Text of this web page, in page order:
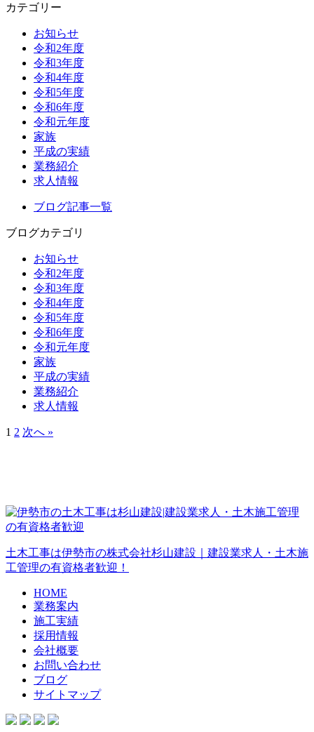
カテゴリー
お知らせ
令和2年度
令和3年度
令和4年度
令和5年度
令和6年度
令和元年度
家族
平成の実績
業務紹介
求人情報
ブログ記事一覧
ブログカテゴリ
お知らせ
令和2年度
令和3年度
令和4年度
令和5年度
令和6年度
令和元年度
家族
平成の実績
業務紹介
求人情報
1 2 次へ »
土木工事は伊勢市の株式会社杉山建設｜建設業求人・土木施
工管理の有資格者歓迎！
HOME
業務案内
施工実績
採用情報
会社概要
お問い合わせ
ブログ
サイトマップ